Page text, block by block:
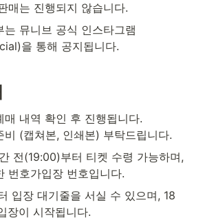
매는 진행되지 않습니다.
는 뮤니브 공식 인스타그램
을 통해 공지됩니다.
매 내역 확인 후 진행됩니다.
비 (캡쳐본, 인쇄본) 부탁드립니다.
전(19:00)부터 티켓 수령 가능하며,
번호가입장 번호입니다.
입장 대기줄을 서실 수 있으며, 18
장이 시작됩니다.